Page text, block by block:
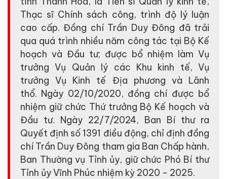
Thạc sĩ Chính sách công, trình độ lý luận
cao cấp. Đồng chí Trần Duy Đông đã trải
qua quá trình nhiều năm công tác tại Bộ Kế
hoạch và Đầu tư; được bổ nhiệm làm Vụ
trưởng Vụ Quản lý các Khu kinh tế, Vụ
trưởng Vụ Kinh tế Địa phương và Lãnh
thổ. Ngày 02/10/2020, đồng chí được bổ
nhiệm giữ chức Thứ trưởng Bộ Kế hoạch và
Đầu tư. Ngày 22/7/2024, Ban Bí thư ra
Quyết định số 1391 điều động, chỉ định đồng
chí Trần Duy Đông tham gia Ban Chấp hành,
Ban Thường vụ Tỉnh ủy, giữ chức Phó Bí thư
Tỉnh ủy Vĩnh Phúc nhiệm kỳ 2020 - 2025.